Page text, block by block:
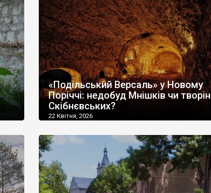
«Подільський Версаль» у Новому
Поріччі: недобуд Мнішків чи
Скібнєвських?
22 Квітня, 2026